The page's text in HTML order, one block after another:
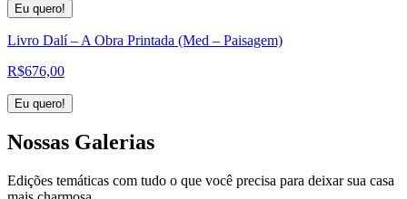
Eu quero!
Livro Dalí – A Obra Printada (Med – Paisagem)
R$676,00
Eu quero!
Nossas Galerias
Edições temáticas com tudo o que você precisa para deixar sua casa